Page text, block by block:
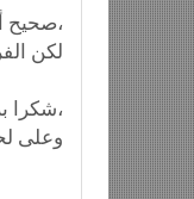
صحيح أن الحلم الأوروبي توقف عند إنتر ميلان،
لكن
شكرا برشلونة… على موسم جمع بين الدموع والفرح،
وعلى